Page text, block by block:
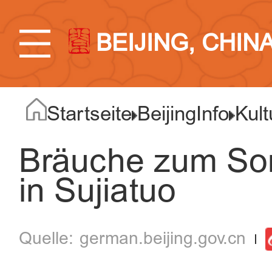
BEIJING,
Startseite BeijingInfo
Bräuche zum
in Sujiatuo
german.beijing.gov.cn